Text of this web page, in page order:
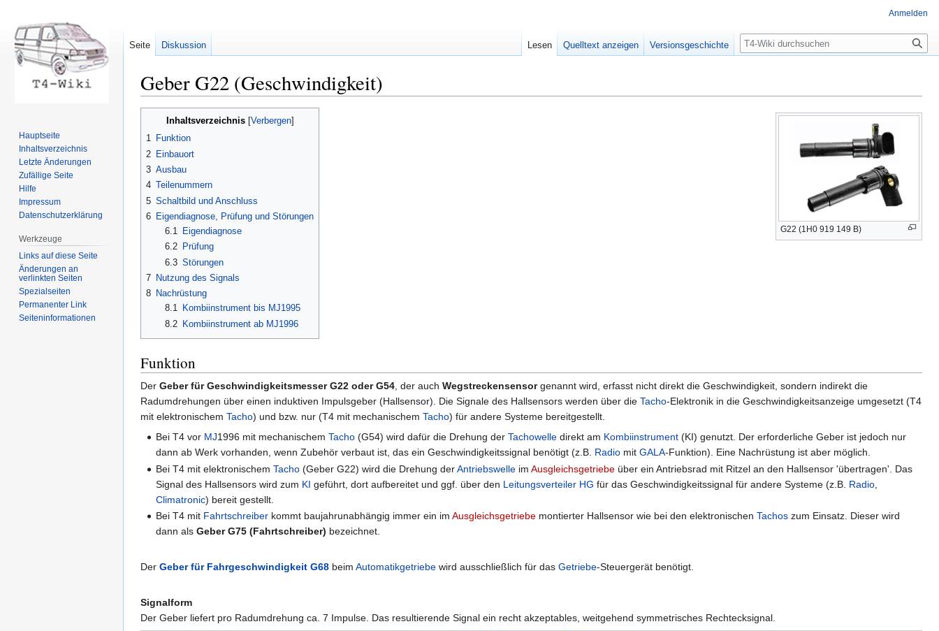
Geber G22 (Geschwindigkeit)
G22 (1H0 919 149 B)
Inhaltsverzeichnis
1 Funktion
2 Einbauort
3 Ausbau
4 Teilenummern
5 Schaltbild und Anschluss
6 Eigendiagnose, Prüfung und Störungen
6.1
Eigendiagnose
6.2
Prüfung
6.3 Störungen
7 Nutzung des Signals
8 Nachrüstung
8.1
Kombiinstrument bis MJ1995
8.2 Kombiinstrument ab MJ1996
Funktion
Der Geber für Geschwindigkeitsmesser G22 oder G54, der auch Wegstreckensensorgenannt wird, erfasst nicht direkt die Geschwindigkeit, sondern indirekt die
Radumdrehungen über einen induktiven Impulsgeber (Hallsensor). Die Signale des Hallsensors werden über die Tacho-Elektronik in die Geschwindigkeitsanzeige umgesetzt (T4
mit elektronischem Tacho) und bzw. nur (T4 mit mechanischem Tacho) für andere Systeme bereitgestellt.
Bei T4 vor MJ1996 mit mechanischemTacho (G54) wird dafür die Drehung derTachowelle direkt am Kombiinstrument (KI) genutzt. Der erforderliche Geber ist jedoch nur
dann ab Werk vorhanden, wenn Zubehör verbaut ist, das ein Geschwindigkeitssignal benötigt (z.B. Radio mitGALA-Funktion). Eine Nachrüstung ist aber möglich.
Bei T4 mit elektronischemTacho (Geber G22) wird die Drehung derAntriebswelle imAusgleichsgetriebe über ein Antriebsrad mit Ritzel an den Hallsensor 'übertragen'. Das
Signal des Hallsensors wird zum KI geführt, dort aufbereitet und ggf. über den Leitungsverteiler HG für das Geschwindigkeitssignal für andere Systeme (z.B. Radio
Climatronic) bereit gestellt.
Bei T4 mit Fahrtschreiber kommt baujahrunabhängig immer ein imAusgleichsgetriebe montierter Hallsensor wie bei den elektronischenTachos zum Einsatz. Dieser wird
dann alsGeber G75 (Fahrtschreiber) bezeichnet.
Der Geber für Fahrgeschwindigkeit G68 beim Automatikgetriebe wird ausschließlich für das Getriebe-Steuergerät benötigt.
Signalform
Der Geber liefert pro Radumdrehung ca. 7 Impulse. Das resultierende Signal ein recht akzeptables, weitgehend symmetrisches Rechtecksignal.
Anmelden
Seite Diskussion Lesen Quelltext anzeigen Versionsgeschichte Suche
Hauptseite
Inhaltsverzeichnis
Letzte Änderungen
Zufällige Seite
Hilfe
Impressum
Datenschutzerklärung
Werkzeuge
Links auf diese Seite
Änderungen an
verlinkten Seiten
Spezialseiten
Permanenter Link
Seiten­informationen